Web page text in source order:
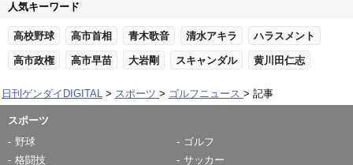
人気キーワード
高校野球 高市首相 青木歌音 清水アキラ ハラスメント
高市政権 高市早苗 大岩剛 スキャンダル 黄川田仁志
日刊ゲンダイDIGITAL スポーツ ゴルフニュース 記事
スポーツ
野球
ゴルフ
格闘技
サッカー